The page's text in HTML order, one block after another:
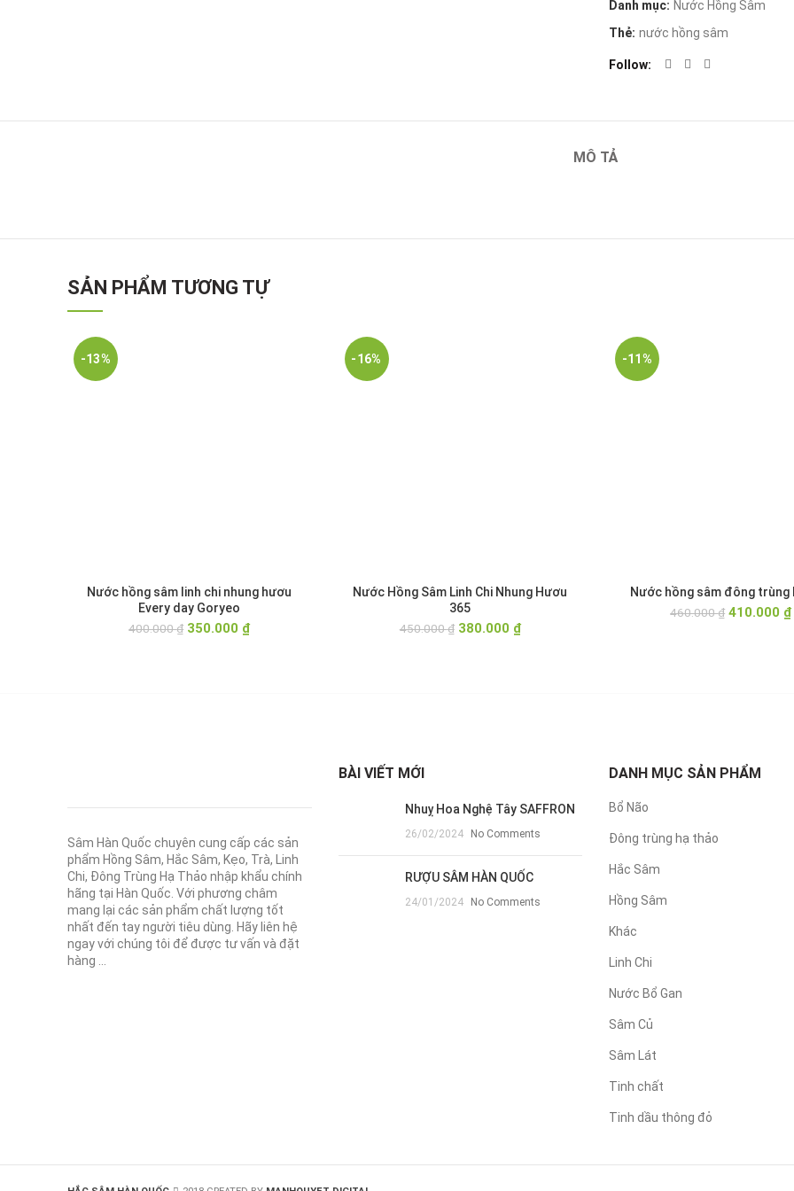
Danh mục: Nước Hồng Sâm
Thẻ: nước hồng sâm
Follow
MÔ TẢ
SẢN PHẨM TƯƠNG TỰ
-13%
Nước hồng sâm linh chi nhung hươu
Every day Goryeo
400.000₫ Giá
350.000 ₫Giá
-16%
Nước Hồng Sâm Linh Chi Nhung Hươu
365
450.000₫ Giá
380.000 ₫Giá
-11%
Nước hồng sâm đông trùng
460.000₫ Giá
410.000 ₫
Sâm Hàn Quốc chuyên cung cấp các sản
phẩm Hồng Sâm, Hắc Sâm, Kẹo, Trà, Linh
Chi, Đông Trùng Hạ Thảo nhập khẩu chính
hãng tại Hàn Quốc. Với phương châm
mang lại các sản phẩm chất lượng tốt
nhất đến tay người tiêu dùng. Hãy liên hệ
ngay với chúng tôi để được tư vấn và đặt
hàng ...
BÀI VIẾT MỚI
Nhuỵ Hoa Nghệ Tây SAFFRON
26/02/2024 No Comments
RƯỢU SÂM HÀN QUỐC
24/01/2024 No Comments
DANH MỤC SẢN PHẨM
Bổ Não
Đông trùng hạ thảo
Hắc Sâm
Hồng Sâm
Khác
Linh Chi
Nước Bổ Gan
Sâm Củ
Sâm Lát
Tinh chất
Tinh dầu thông đỏ